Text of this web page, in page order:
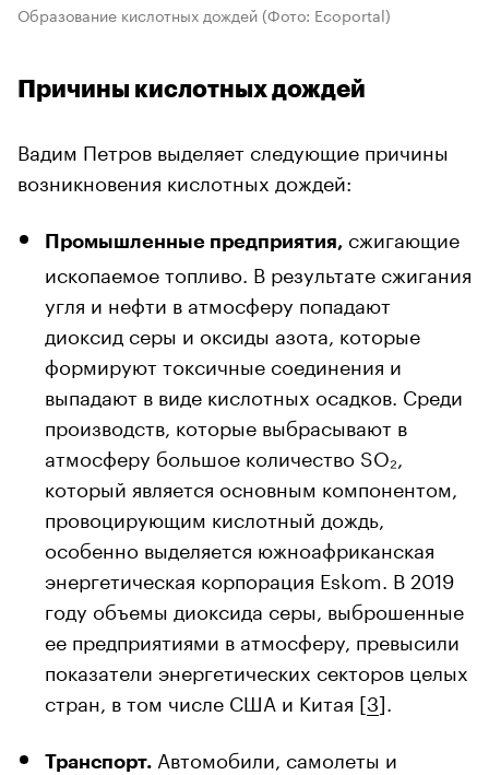
Образование кислотных дождей (Фото: Ecoportal)
Причины кислотных дождей
Вадим Петров выделяет следующие причины
возникновения кислотных дождей:
Промышленные предприятия, сжигающие
ископаемое топливо. В результате сжигания
угля и нефти в атмосферу попадают
диоксид серы и оксиды азота, которые
формируют токсичные соединения и
выпадают в виде кислотных осадков. Среди
производств, которые выбрасывают в
атмосферу большое количество SO₂,
который является основным компонентом,
провоцирующим кислотный дождь,
особенно выделяется южноафриканская
энергетическая корпорация Eskom. В 2019
году объемы диоксида серы, выброшенные
ее предприятиями в атмосферу, превысили
показатели энергетических секторов целых
стран, в том числе США и Китая [3].
Транспорт. Автомобили, самолеты и